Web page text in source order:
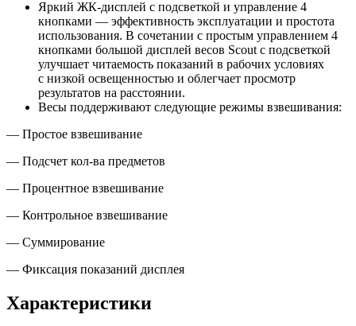
Яркий ЖК-дисплей с подсветкой и управление 4
кнопками — эффективность эксплуатации и простота
использования. В сочетании с простым управлением 4
кнопками большой дисплей весов Scout с подсветкой
улучшает читаемость показаний в рабочих условиях
с низкой освещенностью и облегчает просмотр
результатов на расстоянии.
Весы поддерживают следующие режимы взвешивания:
— Простое взвешивание
— Подсчет кол-ва предметов
— Процентное взвешивание
— Контрольное взвешивание
— Суммирование
— Фиксация показаний дисплея
Характеристики